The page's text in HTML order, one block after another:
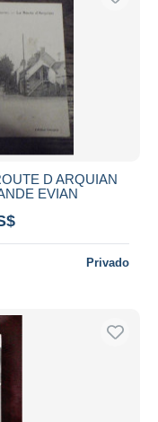
D ARQUIAN
EVIAN
Privado